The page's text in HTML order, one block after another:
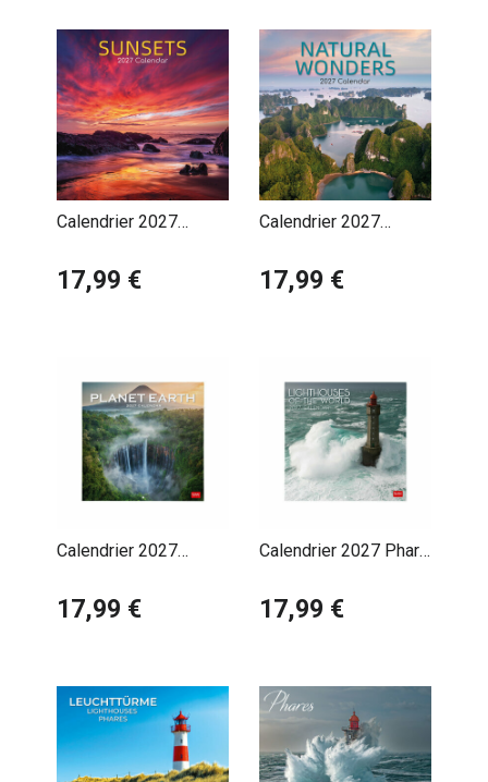
Calendrier 2027
Soleil
17,99 €
Calendrier 2027
Naturels
17,99 €
Calendrier 2027
17,99 €
Calendrier 2027 Phare
17,99 €